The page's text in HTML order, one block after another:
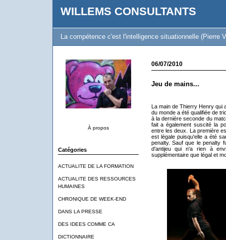
WILLEMS CONSULTANTS
La compétence c'est l'intelligence situationnelle (Pierre
À propos
Catégories
ACTUALITE DE LA FORMATION
ACTUALITE DES RESSOURCES
HUMAINES
CHRONIQUE DE WEEK-END
DANS LA PRESSE
DES IDEES COMME CA
DICTIONNAIRE
06/07/2010
Jeu de mains...
La main de Thierry Henry qui
du monde a été qualifiée de
à la dernière seconde du
fait a également suscité la
entre les deux. La première
est légale puisqu'elle a été
penalty. Sauf que le penalty
d'antijeu qui n'a rien à
supplémentaire que légal et